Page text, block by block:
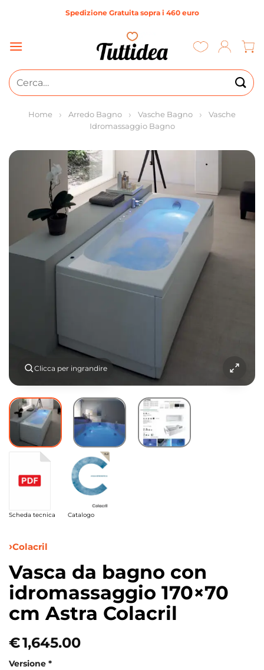
Spedizione Gratuita sopra i 460 euro
Cerca:
Home Arredo Bagno Vasche Bagno
Vasche
Idromassaggio Bagno
Clicca per ingrandire
Scheda tecnica Catalogo
Colacril
Vasca da bagno con
idromassaggio 170×70
cm Astra Colacril
€1,645.00
Versione *